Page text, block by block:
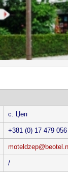
с. Џеп
+381 (0) 17 479 056
/